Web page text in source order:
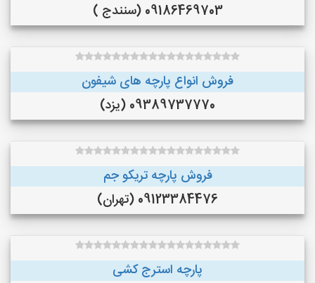
09186469703 (سنندج )
فروش انواع پارچه های شیفون
09389737770 (یزد)
فروش پارچه تریکو جم
09123384476 (تهران)
پارچه استرج کشی